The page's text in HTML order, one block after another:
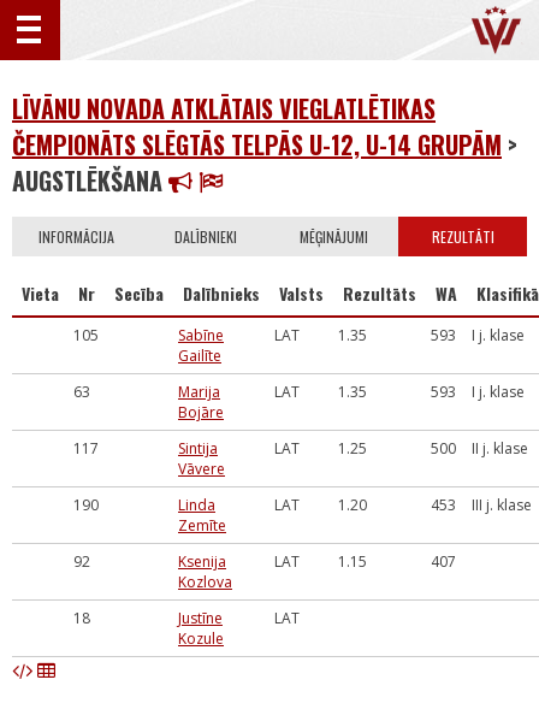
LĪVĀNU NOVADA ATKLĀTAIS VIEGLATLĒTIKAS
ČEMPIONĀTS SLĒGTĀS TELPĀS U-12, U-14 GRUPĀM >
AUGSTLĒKŠANA
INFORMĀCIJA DALĪBNIEKI MĒĢINĀJUMI REZULTĀTI
Vieta Nr Secība Dalībnieks Valsts Rezultāts WA
105
Sabīne
Gailīte
LAT 1.35 593 I j. klase
63
Marija
Bojāre
LAT 1.35 593 I j. klase
117
Sintija
Vāvere
LAT 1.25 500 II j. klase
190
Linda
Zemīte
LAT 1.20 453 III j. klase
92
Ksenija
Kozlova
LAT 1.15 407
18
Justīne
Kozule
LAT